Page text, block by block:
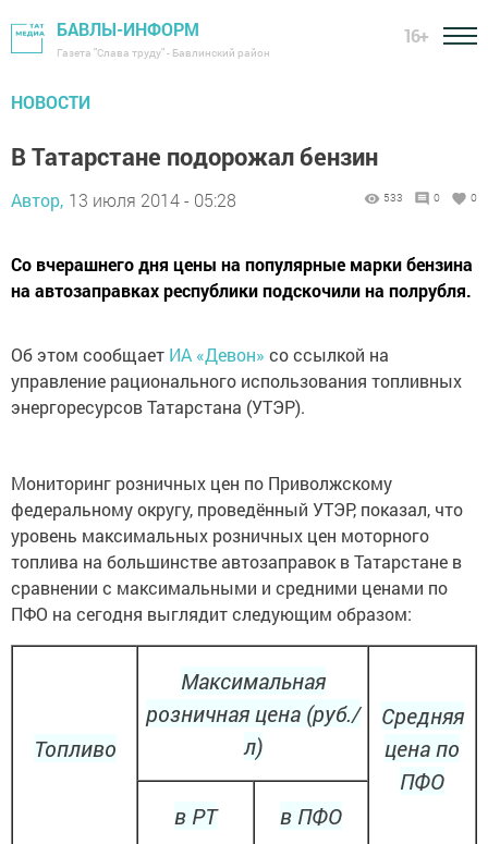
БАВЛЫ-ИНФОРМ
Газета "Слава труду" - Бавлинский район
16+
НОВОСТИ
В Татарстане подорожал бензин
Автор, 13 июля 2014 - 05:28 533 0 0
Со вчерашнего дня цены на популярные марки бензина
на автозаправках республики подскочили на полрубля.
Об этом сообщает ИА «Девон» со ссылкой на
управление рационального использования топливных
энергоресурсов Татарстана (УТЭР).
Мониторинг розничных цен по Приволжскому
федеральному округу, проведённый УТЭР, показал, что
уровень максимальных розничных цен моторного
топлива на большинстве автозаправок в Татарстане в
сравнении с максимальными и средними ценами по
ПФО на сегодня выглядит следующим образом:
Топливо
Максимальная
розничная цена (руб./
л)
Средняя
цена по
ПФО
в РТ
в ПФО